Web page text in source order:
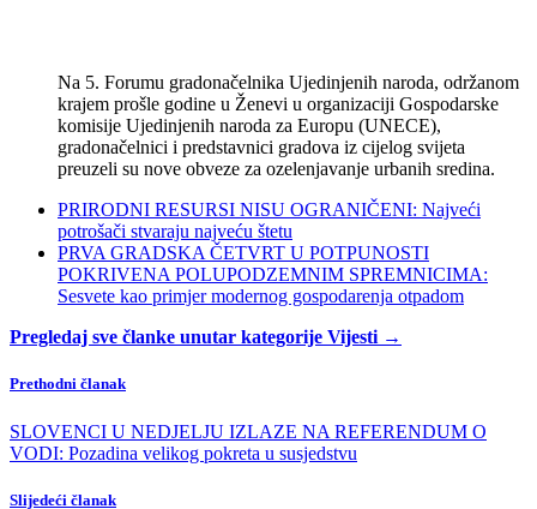
Na 5. Forumu gradonačelnika Ujedinjenih naroda, održanom
krajem prošle godine u Ženevi u organizaciji Gospodarske
komisije Ujedinjenih naroda za Europu (UNECE),
gradonačelnici i predstavnici gradova iz cijelog svijeta
preuzeli su nove obveze za ozelenjavanje urbanih sredina.
PRIRODNI RESURSI NISU OGRANIČENI: Najveći
potrošači stvaraju najveću štetu
PRVA GRADSKA ČETVRT U POTPUNOSTI
POKRIVENA POLUPODZEMNIM SPREMNICIMA:
Sesvete kao primjer modernog gospodarenja otpadom
Pregledaj sve članke unutar kategorije Vijesti →
Prethodni članak
SLOVENCI U NEDJELJU IZLAZE NA REFERENDUM O
VODI: Pozadina velikog pokreta u susjedstvu
Slijedeći članak